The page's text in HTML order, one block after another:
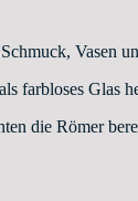
Vasen
farbloses Glas
die Römer